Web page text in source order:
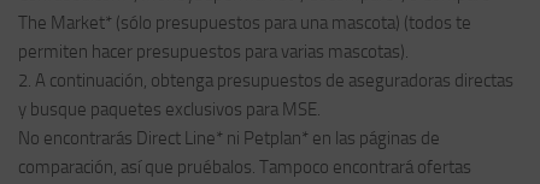
The Market* (sólo presupuestos para una mascota) (todos te
permiten hacer presupuestos para varias mascotas).
2. A continuación, obtenga presupuestos de aseguradoras directas
y busque paquetes exclusivos para MSE.
No encontrarás Direct Line* ni Petplan* en las páginas de
comparación, así que pruébalos. Tampoco encontrará ofertas